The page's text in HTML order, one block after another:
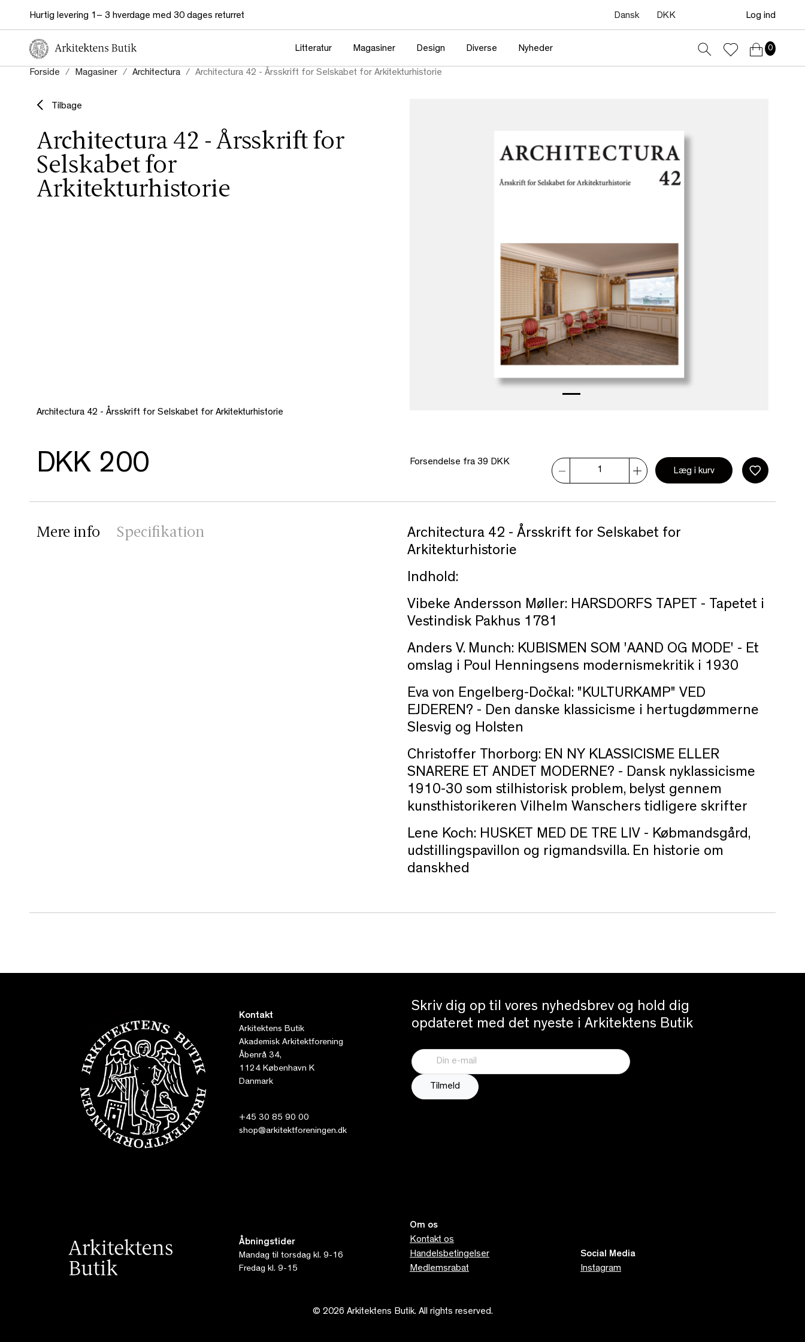
Hurtig levering 1– 3 hverdage med 30 dages returret Dansk DKK Log ind
Litteratur Magasiner Design Diverse Nyheder 0
Forside Magasiner Architectura Architectura 42 - Årsskrift for Selskabet for Arkitekturhistorie
Tilbage
Architectura 42 - Årsskrift for
Selskabet for
Arkitekturhistorie
Architectura 42 - Årsskrift for Selskabet for Arkitekturhistorie
DKK 200
Forsendelse fra 39 DKK
Læg i kurv
Mere info Specifikation
Architectura 42 - Årsskrift for Selskabet for
Arkitekturhistorie
Indhold:
Vibeke Andersson Møller: HARSDORFS TAPET - Tapetet i
Vestindisk Pakhus 1781
Anders V. Munch: KUBISMEN SOM 'AAND OG MODE' - Et
omslag i Poul Henningsens modernismekritik i 1930
Eva von Engelberg-Dočkal: "KULTURKAMP" VED
EJDEREN? - Den danske klassicisme i hertugdømmerne
Slesvig og Holsten
Christoffer Thorborg: EN NY KLASSICISME ELLER
SNARERE ET ANDET MODERNE? - Dansk nyklassicisme
1910-30 som stilhistorisk problem, belyst gennem
kunsthistorikeren Vilhelm Wanschers tidligere skrifter
Lene Koch: HUSKET MED DE TRE LIV - Købmandsgård,
udstillingspavillon og rigmandsvilla. En historie om
danskhed
Kontakt
Arkitektens Butik
Akademisk Arkitektforening
Åbenrå 34,
1124 København K
Danmark
+45 30 85 90 00
shop@arkitektforeningen.dk
Skriv dig op til vores nyhedsbrev og hold dig
opdateret med det nyeste i Arkitektens Butik
Åbningstider
Mandag til torsdag kl. 9-16
Fredag kl. 9-15
Om os
Kontakt os
Handelsbetingelser
Medlemsrabat
Social Media
Instagram
© 2026 Arkitektens Butik. All rights reserved.